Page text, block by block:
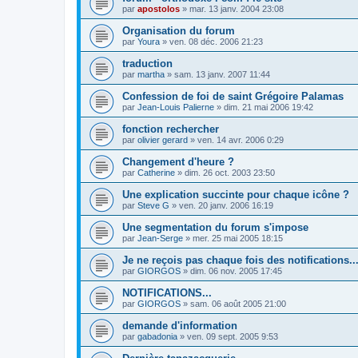
par apostolos » mar. 13 janv. 2004 23:08
Organisation du forum
par Youra » ven. 08 déc. 2006 21:23
traduction
par martha » sam. 13 janv. 2007 11:44
Confession de foi de saint Grégoire Palamas
par Jean-Louis Palierne » dim. 21 mai 2006 19:42
fonction rechercher
par olivier gerard » ven. 14 avr. 2006 0:29
Changement d'heure ?
par Catherine » dim. 26 oct. 2003 23:50
Une explication succinte pour chaque icône ?
par Steve G » ven. 20 janv. 2006 16:19
Une segmentation du forum s'impose
par Jean-Serge » mer. 25 mai 2005 18:15
Je ne reçois pas chaque fois des notifications...
par GIORGOS » dim. 06 nov. 2005 17:45
NOTIFICATIONS...
par GIORGOS » sam. 06 août 2005 21:00
demande d'information
par gabadonia » ven. 09 sept. 2005 9:53